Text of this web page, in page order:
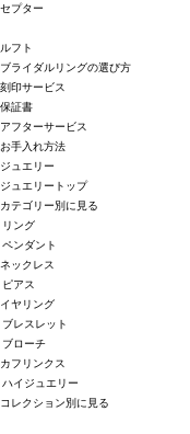
セプター
ルフト
ブライダルリングの選び方
刻印サービス
保証書
アフターサービス
お手入れ方法
ジュエリー
ジュエリートップ
カテゴリー別に見る
リング
ペンダント
ネックレス
ピアス
イヤリング
ブレスレット
ブローチ
カフリンクス
ハイジュエリー
コレクション別に見る